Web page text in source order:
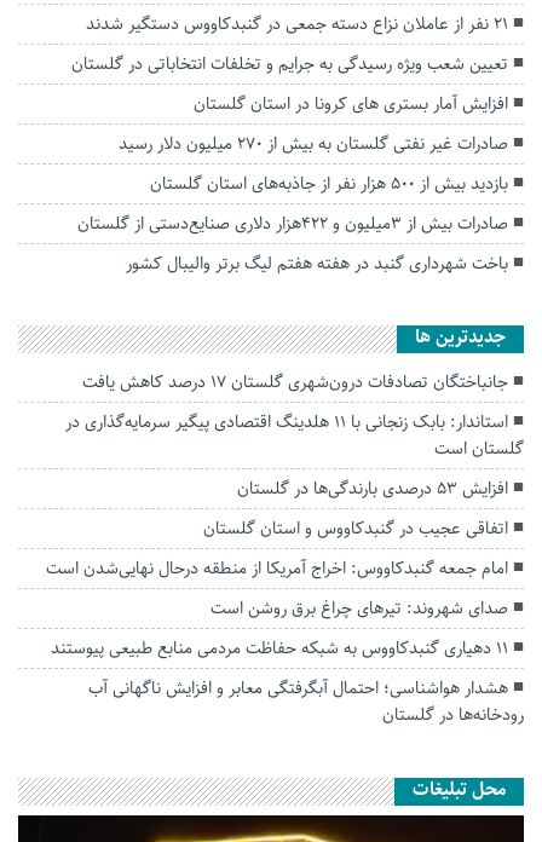
۲۱ نفر از عاملان نزاع دسته جمعی در گنبدکاووس دستگیر شدند
تعیین شعب ویژه رسیدگی به جرایم و تخلفات انتخاباتی در گلستان
افزایش آمار بستری های کرونا در استان گلستان
صادرات غیر نفتی گلستان به بیش از ۲۷۰ میلیون دلار رسید
بازدید بیش از ۵۰۰ هزار نفر از جاذبه‌های استان گلستان
صادرات بیش از ۳میلیون و ۴۲۲هزار دلاری صنایع‌دستی از گلستان
باخت شهرداری گنبد در هفته هفتم لیگ برتر‌ والیبال کشور
جديدترين ها
جانباختگان تصادفات درون‌شهری گلستان ۱۷ درصد کاهش یافت
استاندار: بابک زنجانی با ۱۱ هلدینگ اقتصادی پیگیر سرمایه‌گذاری در
گلستان است
افزایش ۵۳ درصدی بارندگی‌ها در گلستان
اتفاقی عجیب در‌ گنبدکاووس و استان گلستان
امام جمعه گنبدکاووس: اخراج آمریکا از منطقه درحال نهایی‌شدن است
صدای شهروند: تیرهای چراغ برق روشن است
۱۱ دهیاری گنبدکاووس به شبکه حفاظت مردمی منابع طبیعی پیوستند
هشدار هواشناسی؛ احتمال آبگرفتگی معابر و افزایش ناگهانی آب
رودخانه‌ها در گلستان
محل تبلیغات